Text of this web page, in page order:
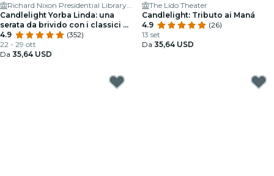
Richard Nixon Presidential Library & Museum
Candlelight Yorba Linda: una
serata da brivido con i classici di
Halloween
4.9
(352)
22 - 29 ott
Da 35,64 USD
The Lido Theater
Candlelight: Tributo ai Maná
4.9
(26)
13 set
Da 35,64 USD